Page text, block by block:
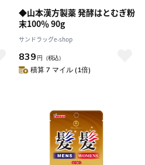
◆山本漢方製薬 発酵はとむぎ粉
末100％ 90g
サンドラッグe-shop
839 円 （税込）
積算 7 マイル (1倍)